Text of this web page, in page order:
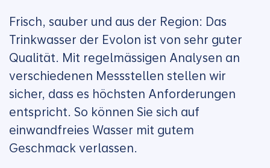
Frisch, sauber und aus der Region: Das
Trinkwasser der Evolon ist von sehr guter
Qualität. Mit regelmässigen Analysen an
verschiedenen Messstellen stellen wir
sicher, dass es höchsten Anforderungen
entspricht. So können Sie sich auf
einwandfreies Wasser mit gutem
Geschmack verlassen.